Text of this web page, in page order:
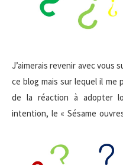
J’aimerais revenir avec vous
ce blog mais sur lequel il me
de la réaction à adopter
intention, le « Sésame